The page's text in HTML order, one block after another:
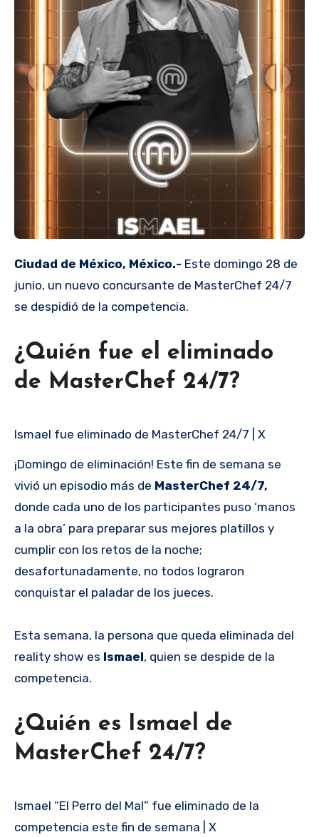
Ciudad de México, México.- Este domingo 28 de
junio, un nuevo concursante de MasterChef 24/7
se despidió de la competencia.
¿Quién fue el eliminado
de MasterChef 24/7?
Ismael fue eliminado de MasterChef 24/7 | X
¡Domingo de eliminación! Este fin de semana se
vivió un episodio más de MasterChef 24/7,
donde cada uno de los participantes puso ‘manos
a la obra’ para preparar sus mejores platillos y
cumplir con los retos de la noche;
desafortunadamente, no todos lograron
conquistar el paladar de los jueces.
Esta semana, la persona que queda eliminada del
reality show es Ismael, quien se despide de la
competencia.
¿Quién es Ismael de
MasterChef 24/7?
Ismael “El Perro del Mal” fue eliminado de la
competencia este fin de semana | X